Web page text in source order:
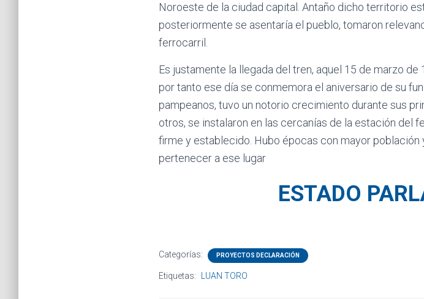
Noroeste de la ciudad capital. Antaño dicho territorio
posteriormente se asentaría el pueblo, tomaron
ferrocarril.
Es justamente la llegada del tren, aquel 15 de marzo
por tanto ese día se conmemora el aniversario de su
pampeanos, tuvo un notorio crecimiento durante sus
otros, se instalaron en las cercanías de la estación del
firme y establecido. Hubo épocas con mayor
pertenecer a ese lugar
ESTADO
Categorías: PROYECTOS DECLARACIÓN
Etiquetas: LUAN TORO